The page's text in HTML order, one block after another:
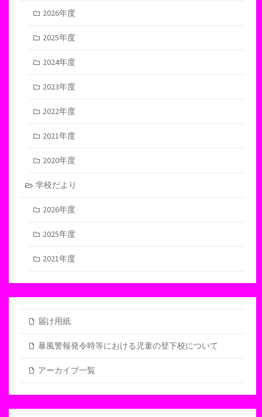
2026年度
2025年度
2024年度
2023年度
2022年度
2021年度
2020年度
学校だより
2026年度
2025年度
2021年度
届け用紙
暴風警報発令時等における児童の登下校について
アーカイブ一覧